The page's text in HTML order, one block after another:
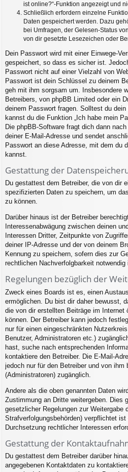
ist online?“-Funktion angezeigt und
Schließlich erfordern einzelne
Daten gespeichert werden. Dazu
bei Umfragen, der Gelesen-Status
von dir gesetzte Lesezeichen oder
Dein Passwort wird mit einer Einwege-
gespeichert, so dass es sicher ist.
Passwort nicht auf einer Vielzahl von
Passwort ist dein Schlüssel zu deinem
geh mit ihm sorgsam um. Insbesondere
Betreibers, von phpBB Limited oder ein
deinem Passwort fragen. Solltest du
kannst du die Funktion „Ich habe mein
Die phpBB-Software fragt dich dann
deiner E-Mail-Adresse und sendet
Passwort an diese Adresse, mit dem du
kannst.
Gestattung der
Du gestattest dem Betreiber, die von dir
spezifizierten Daten zu speichern, um
zu können.
Darüber hinaus ist der Betreiber
Interessenabwägung zwischen deinen
Interessen Dritter, Zeitpunkte von
deiner IP-Adresse und der von deinem
Kennung zu speichern, sofern dies zur
rechtlichen Nachverfolgbarkeit notwendig
Regelungen bezüglich der
Zweck eines Boards ist es, einen
ermöglichen. Du bist dir daher bewusst,
die von dir erstellten Beiträge im Internet
können. Der Betreiber kann jedoch
nur für einen eingeschränkten
Benutzer, Administratoren etc.)
hast, suche nach entsprechenden
kontaktiere den Betreiber. Die E-Mail-
jedoch nur für den Betreiber und von ihm
(Administratoren) zugänglich.
Andere als die oben genannten Daten
Zustimmung an Dritte weitergeben. Dies
gesetzlicher Regelungen zur Weitergabe
Strafverfolgungsbehörden) verpflichtet
Durchsetzung rechtlicher Interessen
Gestattung der
Du gestattest dem Betreiber darüber
angegebenen Kontaktdaten zu